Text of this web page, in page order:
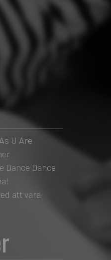
U Are
Dance Dance
att vara